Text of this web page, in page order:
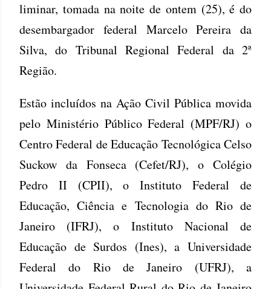
liminar, tomada na noite de ontem (25), é do
desembargador federal Marcelo Pereira da
Silva, do Tribunal Regional Federal da 2ª
Região.
Estão incluídos na Ação Civil Pública movida
pelo Ministério Público Federal (MPF/RJ) o
Centro Federal de Educação Tecnológica Celso
Suckow da Fonseca (Cefet/RJ), o Colégio
Pedro II (CPII), o Instituto Federal de
Educação, Ciência e Tecnologia do Rio de
Janeiro (IFRJ), o Instituto Nacional de
Educação de Surdos (Ines), a Universidade
Federal do Rio de Janeiro (UFRJ), a